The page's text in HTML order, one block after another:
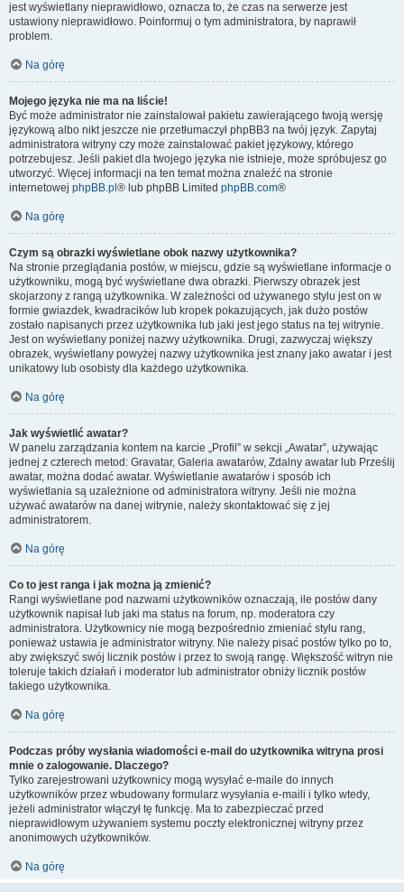
jest wyświetlany nieprawidłowo, oznacza to, że czas na serwerze jest
ustawiony nieprawidłowo. Poinformuj o tym administratora, by naprawił
problem.
Na górę
Mojego języka nie ma na liście!
Być może administrator nie zainstalował pakietu zawierającego twoją wersję
językową albo nikt jeszcze nie przetłumaczył phpBB3 na twój język. Zapytaj
administratora witryny czy może zainstalować pakiet językowy, którego
potrzebujesz. Jeśli pakiet dla twojego języka nie istnieje, może spróbujesz go
utworzyć. Więcej informacji na ten temat można znaleźć na stronie
internetowej phpBB.pl ® lub phpBB Limited phpBB.com®
Na górę
Czym są obrazki wyświetlane obok nazwy użytkownika?
Na stronie przeglądania postów, w miejscu, gdzie są wyświetlane informacje o
użytkowniku, mogą być wyświetlane dwa obrazki. Pierwszy obrazek jest
skojarzony z rangą użytkownika. W zależności od używanego stylu jest on w
formie gwiazdek, kwadracików lub kropek pokazujących, jak dużo postów
zostało napisanych przez użytkownika lub jaki jest jego status na tej witrynie.
Jest on wyświetlany poniżej nazwy użytkownika. Drugi, zazwyczaj większy
obrazek, wyświetlany powyżej nazwy użytkownika jest znany jako awatar i jest
unikatowy lub osobisty dla każdego użytkownika.
Na górę
Jak wyświetlić awatar?
W panelu zarządzania kontem na karcie „Profil” w sekcji „Awatar”, używając
jednej z czterech metod: Gravatar, Galeria awatarów, Zdalny awatar lub Prześlij
awatar, można dodać awatar. Wyświetlanie awatarów i sposób ich
wyświetlania są uzależnione od administratora witryny. Jeśli nie można
używać awatarów na danej witrynie, należy skontaktować się z jej
administratorem.
Na górę
Co to jest ranga i jak można ją zmienić?
Rangi wyświetlane pod nazwami użytkowników oznaczają, ile postów dany
użytkownik napisał lub jaki ma status na forum, np. moderatora czy
administratora. Użytkownicy nie mogą bezpośrednio zmieniać stylu rang,
ponieważ ustawia je administrator witryny. Nie należy pisać postów tylko po to,
aby zwiększyć swój licznik postów i przez to swoją rangę. Większość witryn nie
toleruje takich działań i moderator lub administrator obniży licznik postów
takiego użytkownika.
Na górę
Podczas próby wysłania wiadomości e-mail do użytkownika witryna prosi
mnie o zalogowanie. Dlaczego?
Tylko zarejestrowani użytkownicy mogą wysyłać e-maile do innych
użytkowników przez wbudowany formularz wysyłania e-maili i tylko wtedy,
jeżeli administrator włączył tę funkcję. Ma to zabezpieczać przed
nieprawidłowym używaniem systemu poczty elektronicznej witryny przez
anonimowych użytkowników.
Na górę